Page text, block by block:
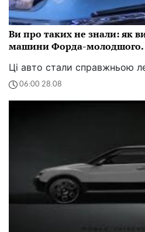
Ви про таких не знали: як
машини Форда-
Ці авто стали справжньою
06:00 28.08